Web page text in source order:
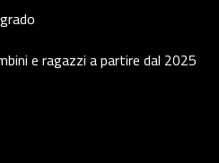
e ragazzi a partire dal 2025